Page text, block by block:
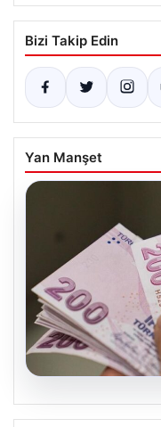
Bizi Takip Edin
Yan Manşet
05.08.2026